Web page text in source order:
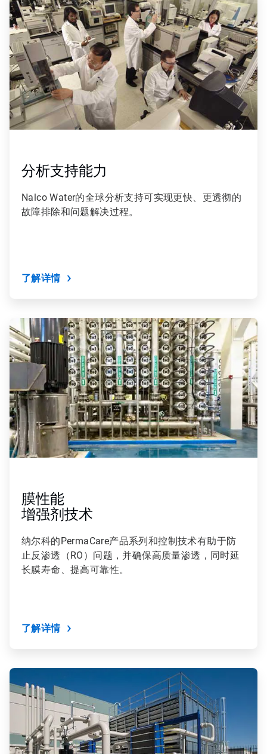
5
，
共
分析支持能力
Nalco Water的全球分析支持可实现更快、更透彻的
故障排除和问题解决过程。
了解详情
ArticleTile
6
，
共
膜性能
增强剂技术
纳尔科的PermaCare产品系列和控制技术有助于防
止反渗透（RO）问题，并确保高质量渗透，同时延
长膜寿命、提高可靠性。
了解详情
ArticleTile
7
，
共